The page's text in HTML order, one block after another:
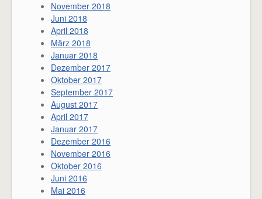
November 2018
Juni 2018
April 2018
März 2018
Januar 2018
Dezember 2017
Oktober 2017
September 2017
August 2017
April 2017
Januar 2017
Dezember 2016
November 2016
Oktober 2016
Juni 2016
Mai 2016